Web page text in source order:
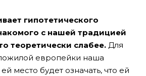
гипотетического
с нашей традицией
теоретически слабее. Для
европейки наша
место будет означать, что ей